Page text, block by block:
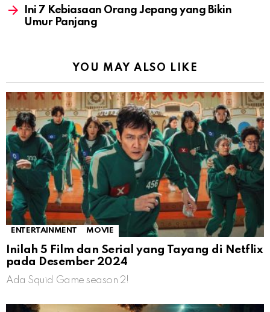
Ini 7 Kebiasaan Orang Jepang yang Bikin
Umur Panjang
YOU MAY ALSO LIKE
ENTERTAINMENT MOVIE
Inilah 5 Film dan Serial yang Tayang di Netflix
pada Desember 2024
Ada Squid Game season 2!